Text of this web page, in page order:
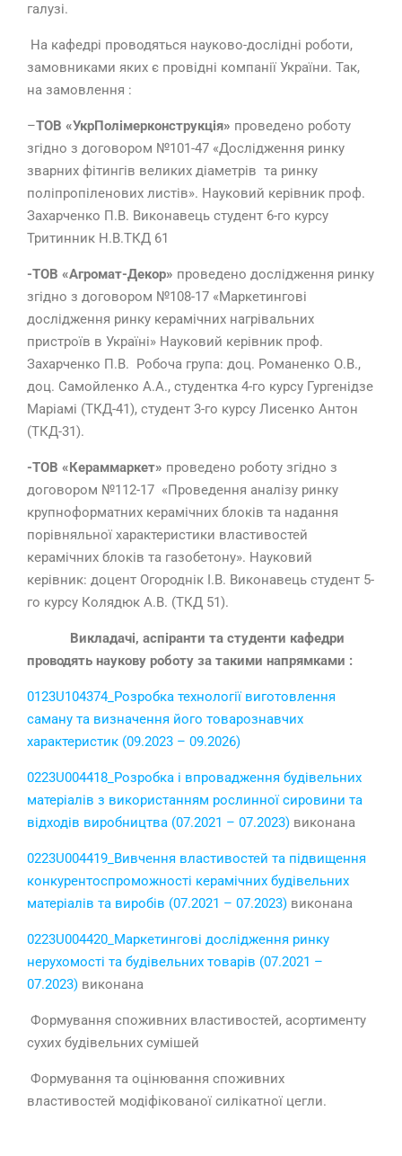
галузі.
На кафедрі проводяться науково-дослідні роботи,
замовниками яких є провідні компанії України. Так,
на замовлення :
–ТОВ «УкрПолімерконструкція» проведено роботу
згідно з договором №101-47 «Дослідження ринку
зварних фітингів великих діаметрів та ринку
поліпропіленових листів». Науковий керівник проф.
Захарченко П.В. Виконавець студент 6-го курсу
Тритинник Н.В.ТКД 61
-ТОВ «Агромат-Декор» проведено дослідження ринку
згідно з договором №108-17 «Маркетингові
дослідження ринку керамічних нагрівальних
пристроїв в Україні» Науковий керівник проф.
Захарченко П.В. Робоча група: доц. Романенко О.В.,
доц. Самойленко А.А., студентка 4-го курсу Гургенідзе
Маріамі (ТКД-41), студент 3-го курсу Лисенко Антон
(ТКД-31).
-ТОВ «Кераммаркет» проведено роботу згідно з
договором №112-17 «Проведення аналізу ринку
крупноформатних керамічних блоків та надання
порівняльної характеристики властивостей
керамічних блоків та газобетону». Науковий
керівник: доцент Огороднік І.В. Виконавець студент 5-
го курсу Колядюк А.В. (ТКД 51).
Викладачі, аспіранти та студенти кафедри
проводять наукову роботу за такими напрямками :
0123U104374_Розробка технології виготовлення
саману та визначення його товарознавчих
характеристик (09.2023 – 09.2026)
0223U004418_Розробка і впровадження будівельних
матеріалів з використанням рослинної сировини та
відходів виробництва (07.2021 – 07.2023) виконана
0223U004419_Вивчення властивостей та підвищення
конкурентоспроможності керамічних будівельних
матеріалів та виробів (07.2021 – 07.2023) виконана
0223U004420_Маркетингові дослідження ринку
нерухомості та будівельних товарів (07.2021 –
07.2023) виконана
Формування споживних властивостей, асортименту
сухих будівельних сумішей
Формування та оцінювання споживних
властивостей модіфікованої силікатної цегли.